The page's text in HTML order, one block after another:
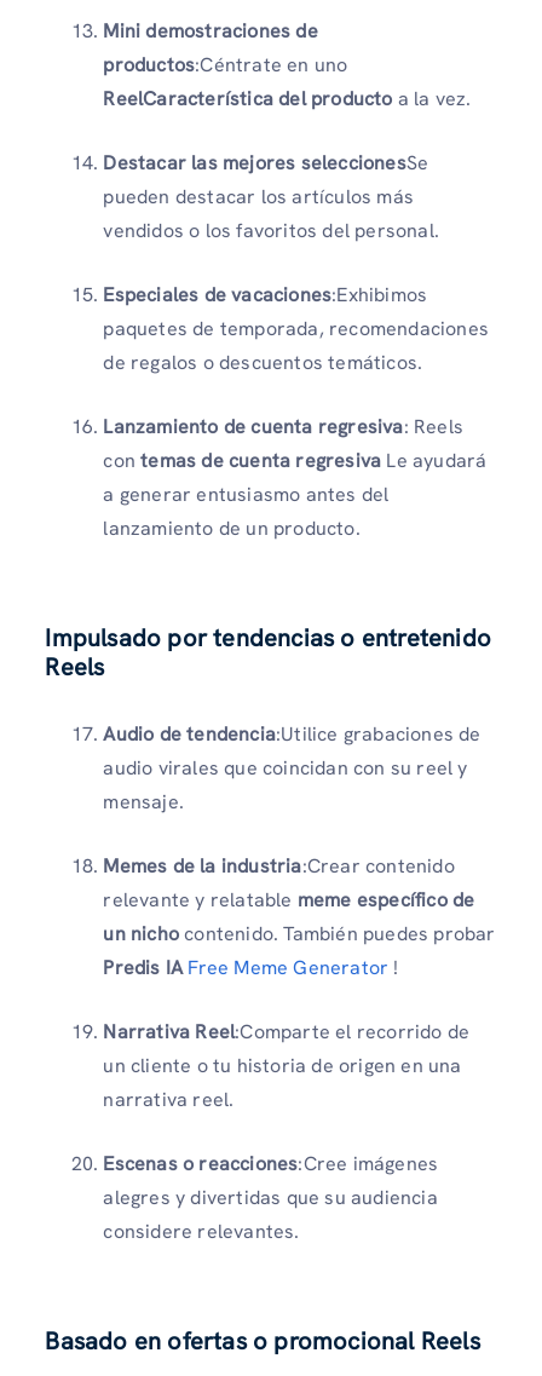
Mini demostraciones de
productos:Céntrate en uno
ReelCaracterística del producto a la vez.
Destacar las mejores seleccionesSe
pueden destacar los artículos más
vendidos o los favoritos del personal.
Especiales de vacaciones:Exhibimos
paquetes de temporada, recomendaciones
de regalos o descuentos temáticos.
Lanzamiento de cuenta regresiva: Reels
contemas de cuenta regresiva Le ayudará
a generar entusiasmo antes del
lanzamiento de un producto.
Impulsado por tendencias o entretenido
Reels
Audio de tendencia:Utilice grabaciones de
audio virales que coincidan con su reel y
mensaje.
Memes de la industria:Crear contenido
relevante y relatable meme específico de
un nichocontenido. También puedes probar
Predis IA Free Meme Generator !
Narrativa Reel:Comparte el recorrido de
un cliente o tu historia de origen en una
narrativa reel.
Escenas o reacciones:Cree imágenes
alegres y divertidas que su audiencia
considere relevantes.
Basado en ofertas o promocional Reels